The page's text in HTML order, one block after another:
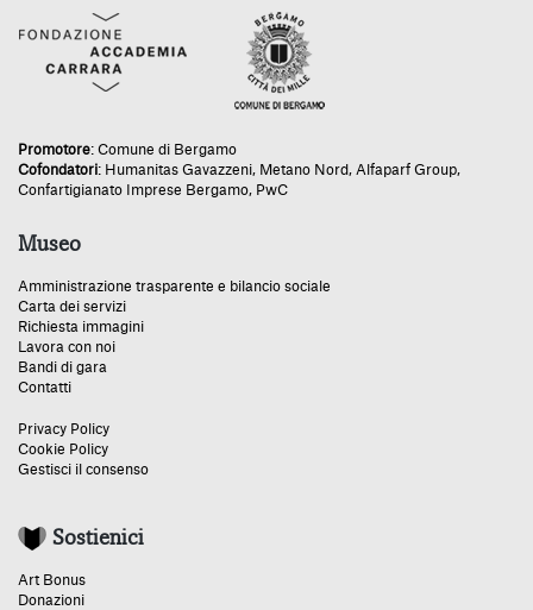
Promotore: Comune di Bergamo
Cofondatori: Humanitas Gavazzeni, Metano Nord, Alfaparf Group,
Confartigianato Imprese Bergamo, PwC
Museo
Amministrazione trasparente e bilancio sociale
Carta dei servizi
Richiesta immagini
Lavora con noi
Bandi di gara
Contatti
Privacy Policy
Cookie Policy
Gestisci il consenso
Sostienici
Art Bonus
Donazioni